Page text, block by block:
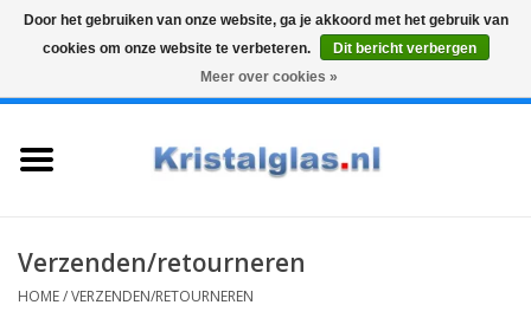
Graveren
Karaffen
Verzenden/retourneren
HOME/VERZENDEN/RETOURNEREN
Door het gebruiken van onze website, ga je akkoord met het gebruik van
cookies om onze website te verbeteren.
Dit bericht verbergen
Meer over cookies »